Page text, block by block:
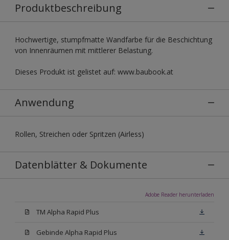
Produktbeschreibung
Hochwertige, stumpfmatte Wandfarbe für die Beschichtung
von Innenräumen mit mittlerer Belastung.
Dieses Produkt ist gelistet auf: www.baubook.at
Anwendung
Rollen, Streichen oder Spritzen (Airless)
Datenblätter & Dokumente
Adobe Reader herunterladen
TM Alpha Rapid Plus
Gebinde Alpha Rapid Plus